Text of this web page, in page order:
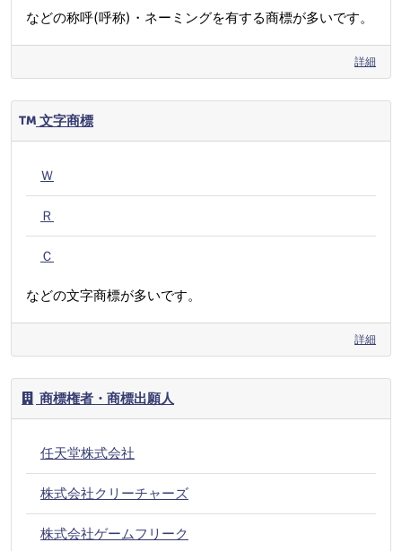
などの称呼(呼称)・ネーミングを有する商標が多いです。
詳細
文字商標
Ｗ
Ｒ
Ｃ
などの文字商標が多いです。
詳細
商標権者・商標出願人
任天堂株式会社
株式会社クリーチャーズ
株式会社ゲームフリーク